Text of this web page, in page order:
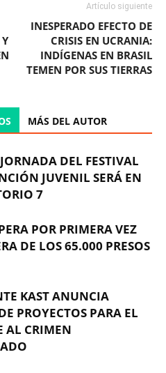
Artículo siguiente
INESPERADO EFECTO DE
CRISIS EN UCRANIA:
INDÍGENAS EN BRASIL
TEMEN POR SUS TIERRAS
MÁS DEL AUTOR
DEL FESTIVAL
JUVENIL SERÁ EN
7
POR PRIMERA VEZ
DE LOS 65.000 PRESOS
KAST ANUNCIA
PROYECTOS PARA EL
AL CRIMEN